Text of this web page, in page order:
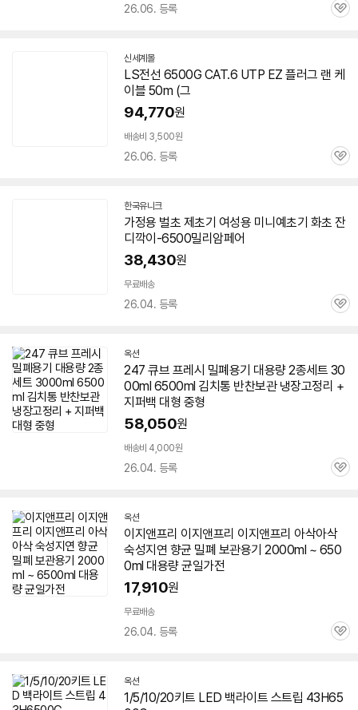
26.06. 등록
관
신세계몰
LS전선 6500G CAT.6 UTP EZ 플러그 랜 케
이블 50m (그
94,770원
배송비 3,500원
26.06. 등록
관
한국유니크네
이
버
이
가정용 벌초 제초기 여성용 미니예초기 화초 잔
디깍이-6500밀리암페어
38,430원
무료배송
26.04. 등록
관
옥션
247 큐브 프레시 밀폐용기 대용량 2종세트 30
00ml 6500ml 김치통 반찬보관 냉장고정리 +
지퍼백 대형 중형
58,050원
배송비 4,000원
26.04. 등록
관
옥션인
증
이지앤프리 이지앤프리 이지앤프리 아삭아삭
숙성지연 향균 밀폐 보관용기 2000ml ~ 650
0ml 대용량 균일가전
17,910원
무료배송
26.04. 등록
관
옥션
1/5/10/20키트 LED 백라이트 스트립 43H65